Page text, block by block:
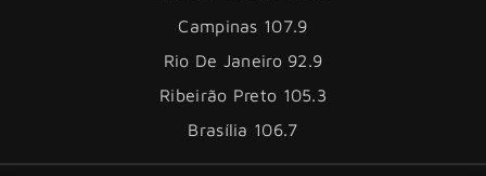
Campinas 107.9
Rio De Janeiro 92.9
Ribeirão Preto 105.3
Brasília 106.7